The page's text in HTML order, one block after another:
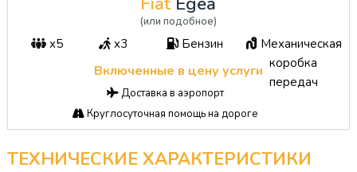
(или подобное)
x5 x3 Бензин
Механическая
коробка
передач
Включенные в цену услуги
Доставка в аэропорт
Круглосуточная помощь на дороге
ТЕХНИЧЕСКИЕ ХАРАКТЕРИСТИКИ